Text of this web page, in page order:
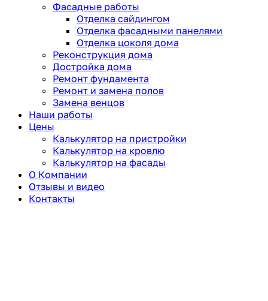
Фасадные работы
Отделка сайдингом
Отделка фасадными панелями
Отделка цоколя дома
Реконструкция дома
Достройка дома
Ремонт фундамента
Ремонт и замена полов
Замена венцов
Наши работы
Цены
Калькулятор на пристройки
Калькулятор на кровлю
Калькулятор на фасады
О Компании
Отзывы и видео
Контакты